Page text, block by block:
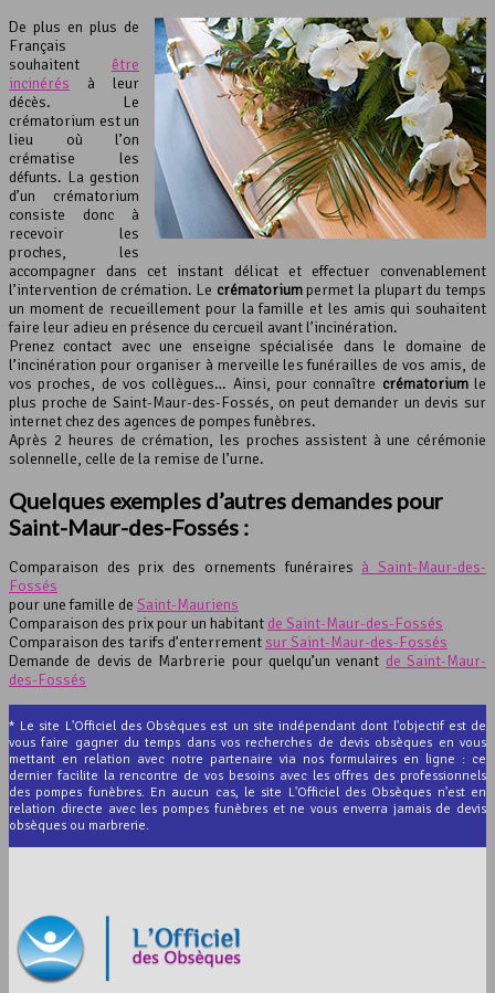
De plus en plus de
Français
souhaitent être
incinérés à leur
décès. Le
crématorium est un
lieu où l’on
crématise les
défunts. La gestion
d’un crématorium
consiste donc à
recevoir les
proches, les
accompagner dans cet instant délicat et effectuer convenablement
l’intervention de crémation. Le crématoriumpermet la plupart du temps
un moment de recueillement pour la famille et les amis qui souhaitent
faire leur adieu en présence du cercueil avant l’incinération.
Prenez contact avec une enseigne spécialisée dans le domaine de
l’incinération pour organiser à merveille les funérailles de vos amis, de
vos proches, de vos collègues… Ainsi, pour connaître crématoriumle
plus proche de Saint-Maur-des-Fossés, on peut demander un devis sur
internet chez des agences de pompes funèbres.
Après 2 heures de crémation, les proches assistent à une cérémonie
solennelle, celle de la remise de l’urne.
Quelques exemples d’autres demandes pour
Saint-Maur-des-Fossés :
Comparaison des prix des ornements funéraires à Saint-Maur-des-
Fossés
pour une famille de Saint-Mauriens
Comparaison des prix pour un habitant de Saint-Maur-des-Fossés
Comparaison des tarifs d’enterrement sur Saint-Maur-des-Fossés
Demande de devis de Marbrerie pour quelqu’un venant de Saint-Maur-
des-Fossés
* Le site L'Officiel des Obsèques est un site indépendant dont l'objectif est de
vous faire gagner du temps dans vos recherches de devis obsèques en vous
mettant en relation avec notre partenaire via nos formulaires en ligne : ce
dernier facilite la rencontre de vos besoins avec les offres des professionnels
des pompes funèbres. En aucun cas, le site L'Officiel des Obsèques n'est en
relation directe avec les pompes funèbres et ne vous enverra jamais de devis
obsèques ou marbrerie.